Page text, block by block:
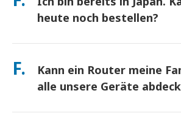
die Miete gut.
Sie ihn einfach in einen beliebigen
Papierkram, keine Warteschlangen am
heute noch bestellen?
Ja. Eine Abholung am selben Tag am
nächsten Tag an. Wenn Sie sich nicht
Sie uns, und wir bestätigen die schnellste
Region.
F.
Kann ein Router meine
alle unsere Geräte
verbinden Sie bis zu 10 Geräte